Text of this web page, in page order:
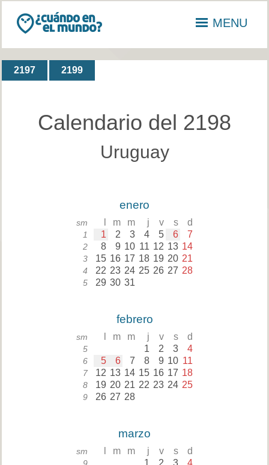
MENU
2197 2199
Calendario del 2198
Uruguay
enero
sm m m j v s d
1 1 2 3 4 5 6 7
2 8 9 10 11 12 13 14
3 15 16 17 18 19 20 21
4 22 23 24 25 26 27 28
5 29 30 31
febrero
sm m m j v s d
5 1 2 3 4
6 5 6 7 8 9 10 11
7 12 13 14 15 16 17 18
8 19 20 21 22 23 24 25
9 26 27 28
marzo
sm m m j v s d